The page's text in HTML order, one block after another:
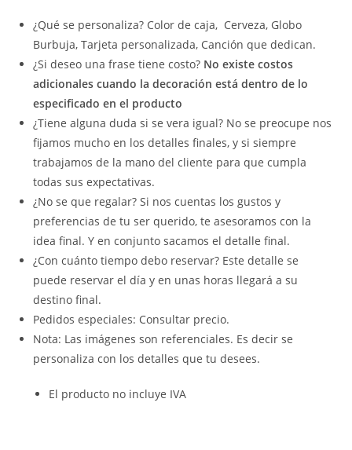
¿Qué se personaliza? Color de caja, Cerveza, Globo
Burbuja, Tarjeta personalizada, Canción que dedican.
¿Si deseo una frase tiene costo? No existe costos
adicionales cuando la decoración está dentro de lo
especificado en el producto
¿Tiene alguna duda si se vera igual? No se preocupe nos
fijamos mucho en los detalles finales, y si siempre
trabajamos de la mano del cliente para que cumpla
todas sus expectativas.
¿No se que regalar? Si nos cuentas los gustos y
preferencias de tu ser querido, te asesoramos con la
idea final. Y en conjunto sacamos el detalle final.
¿Con cuánto tiempo debo reservar? Este detalle se
puede reservar el día y en unas horas llegará a su
destino final.
Pedidos especiales: Consultar precio.
Nota: Las imágenes son referenciales. Es decir se
personaliza con los detalles que tu desees.
El producto no incluye IVA